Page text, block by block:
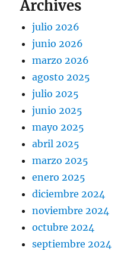
Archives
julio 2026
junio 2026
marzo 2026
agosto 2025
julio 2025
junio 2025
mayo 2025
abril 2025
marzo 2025
enero 2025
diciembre 2024
noviembre 2024
octubre 2024
septiembre 2024